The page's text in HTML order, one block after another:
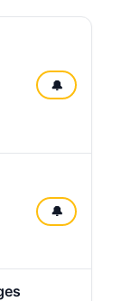
🔔
🔔